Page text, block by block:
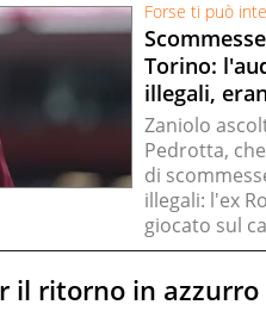
Forse ti può
Torino:
illegali,
Zaniolo
Pedrotta,
di
illegali: l'ex
giocato sul
il ritorno in azzurro